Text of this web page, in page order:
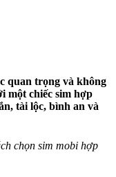
quan trọng và không
một chiếc sim hợp
tài lộc, bình an và
chọn sim mobi hợp